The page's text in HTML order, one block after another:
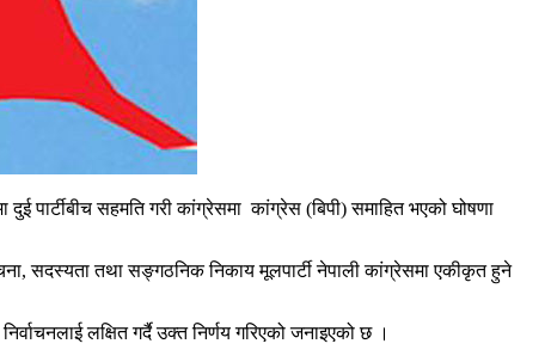
पार्टीबीच सहमति गरी कांग्रेसमा कांग्रेस (बिपी) समाहित भएको घोषणा
सदस्यता तथा सङ्गठनिक निकाय मूलपार्टी नेपाली कांग्रेसमा एकीकृत हुने
लक्षित गर्दै उक्त निर्णय गरिएको जनाइएको छ ।